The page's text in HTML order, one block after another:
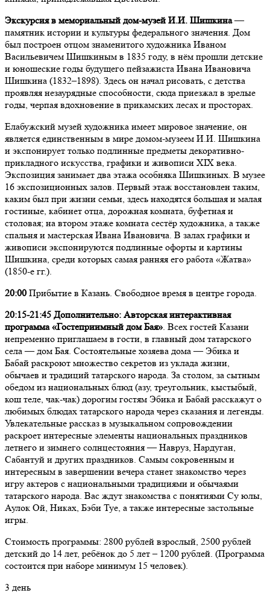
Экскурсия в мемориальный дом-музей И.И. Шишкина—
памятник истории и культуры федерального значения. Дом
был построен отцом знаменитого художника Иваном
Васильевичем Шишкиным в 1835 году, в нём прошли детские
и юношеские годы будущего пейзажиста Ивана Ивановича
Шишкина (1832–1898). Здесь он начал рисовать, с детства
проявляя незаурядные способности, сюда приезжал в зрелые
годы, черпая вдохновение в прикамских лесах и просторах.
Елабужский музей художника имеет мировое значение, он
является единственным в мире домом-музеем И.И. Шишкина
и экспонирует только подлинные предметы декоративно-
прикладного искусства, графики и живописи XIX века.
Экспозиция занимает два этажа особняка Шишкиных. В музее
16 экспозиционных залов. Первый этаж восстановлен таким,
каким был при жизни семьи, здесь находятся большая и малая
гостиные, кабинет отца, дорожная комната, буфетная и
столовая; на втором этаже комната сестёр художника, а также
спальня и мастерская Ивана Ивановича. В залах графики и
живописи экспонируются подлинные офорты и картины
Шишкина, среди которых самая ранняя его работа «Жатва»
(1850-е гг.).
20:00 Прибытие в Казань. Свободное время в центре города.
20:15-21:45 Дополнительно: Авторская интерактивная
программа «Гостеприимный дом Бая». Всех гостей Казани
непременно приглашаем в гости, в главный дом татарского
села — дом Бая. Состоятельные хозяева дома — Эбика и
Бабай раскроют множество секретов из уклада жизни,
обычаев и традиций татарского народа. За столом, за сытным
обедом из национальных блюд (азу, треугольник, кыстыбый,
кош теле, чак-чак) дорогим гостям Эбика и Бабай расскажут о
любимых блюдах татарского народа через сказания и легенды.
Увлекательные рассказ в музыкальном сопровождении
раскроет интересные элементы национальных праздников
летнего и зимнего солнцестояния — Навруз, Нардуган,
Сабантуй и других праздников. Самым сокровенным и
интересным в завершении вечера станет знакомство через
игру актеров с национальными традициями и обычаями
татарского народа. Вас ждут знакомства с понятиями Су юлы,
Аулок Ой, Никах, Бэби Туе, а также интересные застольные
игры.
Стоимость программы: 2800 рублей взрослый, 2500 рублей
детский до 14 лет, ребёнок до 5 лет – 1200 рублей. (Программа
состоится при наборе минимум 15 человек).
3 день